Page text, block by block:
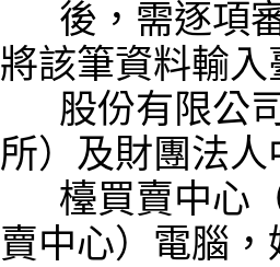
將該筆資料輸
所）及財團法
賣中心）電腦